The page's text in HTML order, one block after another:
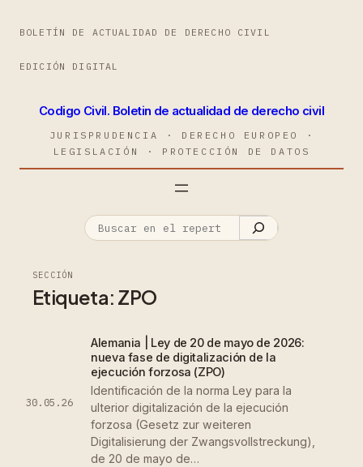
BOLETÍN DE ACTUALIDAD DE DERECHO CIVIL
EDICIÓN DIGITAL
Codigo Civil. Boletin de actualidad de derecho civil
JURISPRUDENCIA · DERECHO EUROPEO ·
LEGISLACIÓN · PROTECCIÓN DE DATOS
SECCIÓN
Etiqueta: ZPO
30.05.26
Alemania | Ley de 20 de mayo de 2026:
nueva fase de digitalización de la
ejecución forzosa (ZPO)
Identificación de la norma Ley para la
ulterior digitalización de la ejecución
forzosa (Gesetz zur weiteren
Digitalisierung der Zwangsvollstreckung),
de 20 de mayo de…